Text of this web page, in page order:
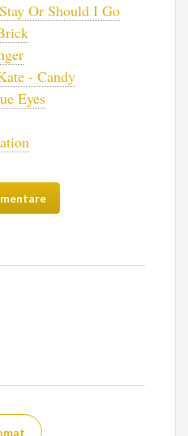
Or Should I Go
- Candy
Eyes